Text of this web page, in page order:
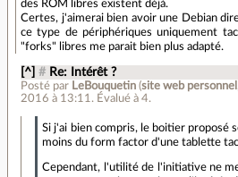
des ROM libres existent déjà.
Certes, j'aimerai bien avoir une Debian
ce type de périphériques uniquement
"forks" libres me parait bien plus adapté.
[^] # Re: Intérêt ?
Posté par LeBouquetin (site web personnel
2016 à 13:11 . Évalué à4.
Si j'ai bien compris, le boitier proposé
moins du form factor d'une tablette
Cependant, l'utilité de l'initiative ne